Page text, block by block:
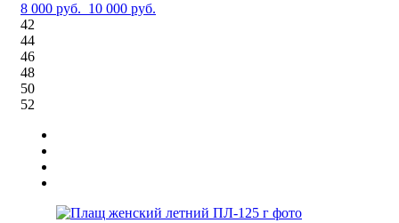
8 000 руб. 10 000 руб.
42
44
46
48
50
52